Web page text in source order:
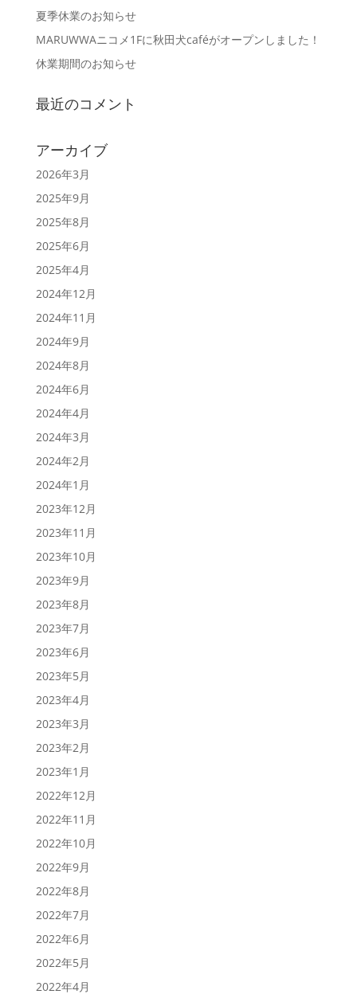
夏季休業のお知らせ
MARUWWAニコメ1Fに秋田犬caféがオープンしました！
休業期間のお知らせ
最近のコメント
アーカイブ
2026年3月
2025年9月
2025年8月
2025年6月
2025年4月
2024年12月
2024年11月
2024年9月
2024年8月
2024年6月
2024年4月
2024年3月
2024年2月
2024年1月
2023年12月
2023年11月
2023年10月
2023年9月
2023年8月
2023年7月
2023年6月
2023年5月
2023年4月
2023年3月
2023年2月
2023年1月
2022年12月
2022年11月
2022年10月
2022年9月
2022年8月
2022年7月
2022年6月
2022年5月
2022年4月